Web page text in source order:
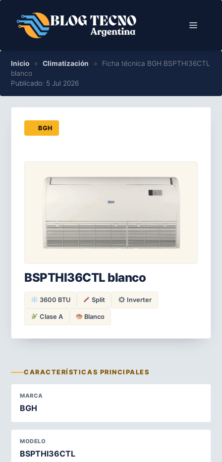
contenido
Menú
Inicio » Climatización »
Ficha técnica BGH BSPTHI36CTL
blanco
Publicado: 5 Jul 2026
BGH
BSPTHI36CTL blanco
3600 BTU Split Inverter
Clase A Blanco
CARACTERÍSTICAS PRINCIPALES
MARCA
BGH
MODELO
BSPTHI36CTL